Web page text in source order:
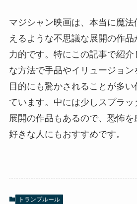
マジシャン映画は、本当に魔
えるような不思議な展開の作
力的です。特にこの記事で紹
な方法で手品やイリュージョン
目的にも驚かされることが多
ています。中には少しスプラ
展開の作品もあるので、恐怖
好きな人にもおすすめです。
トランプルール